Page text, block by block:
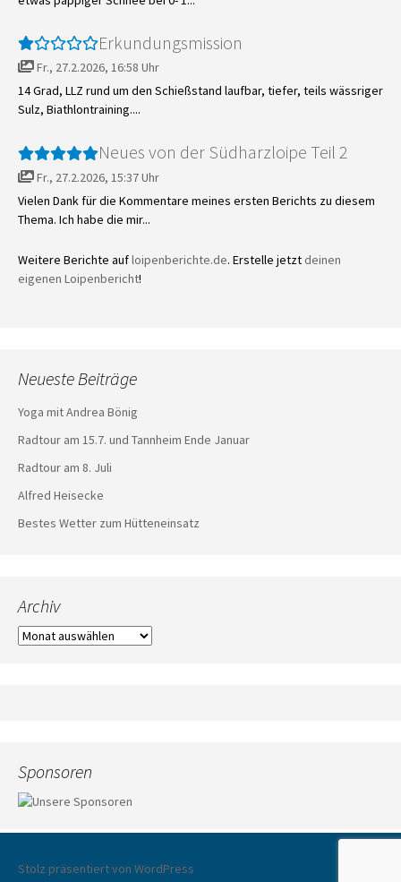
Erkundungsmission
Fr., 27.2.2026, 16:58 Uhr
14 Grad, LLZ rund um den Schießstand laufbar, tiefer, teils wässriger
Sulz, Biathlontraining....
Neues von der Südharzloipe Teil 2
Fr., 27.2.2026, 15:37 Uhr
Vielen Dank für die Kommentare meines ersten Berichts zu diesem
Thema. Ich habe die mir...
Weitere Berichte aufloipenberichte.de. Erstelle jetzt deinen
eigenen Loipenbericht!
Neueste Beiträge
Yoga mit Andrea Bönig
Radtour am 15.7. und Tannheim Ende Januar
Radtour am 8. Juli
Alfred Heisecke
Bestes Wetter zum Hütteneinsatz
Archiv
Archiv
Sponsoren
Stolz präsentiert von WordPress